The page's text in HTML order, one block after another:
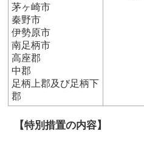
茅ヶ崎市
秦野市
伊勢原市
南足柄市
高座郡
中郡
足柄上郡及び足柄下
郡
【特別措置の内容】